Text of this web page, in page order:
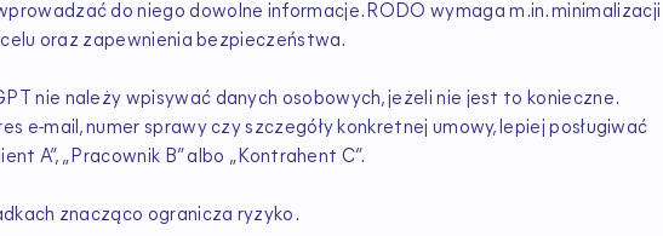
do niego dowolne informacje. RODO wymaga m.in. minimalizacji
oraz zapewnienia bezpieczeństwa.
nie należy wpisywać danych osobowych, jeżeli nie jest to konieczne.
e-mail, numer sprawy czy szczegóły konkretnej umowy, lepiej posługiwać
A”, „Pracownik B” albo „Kontrahent C”.
znacząco ogranicza ryzyko.